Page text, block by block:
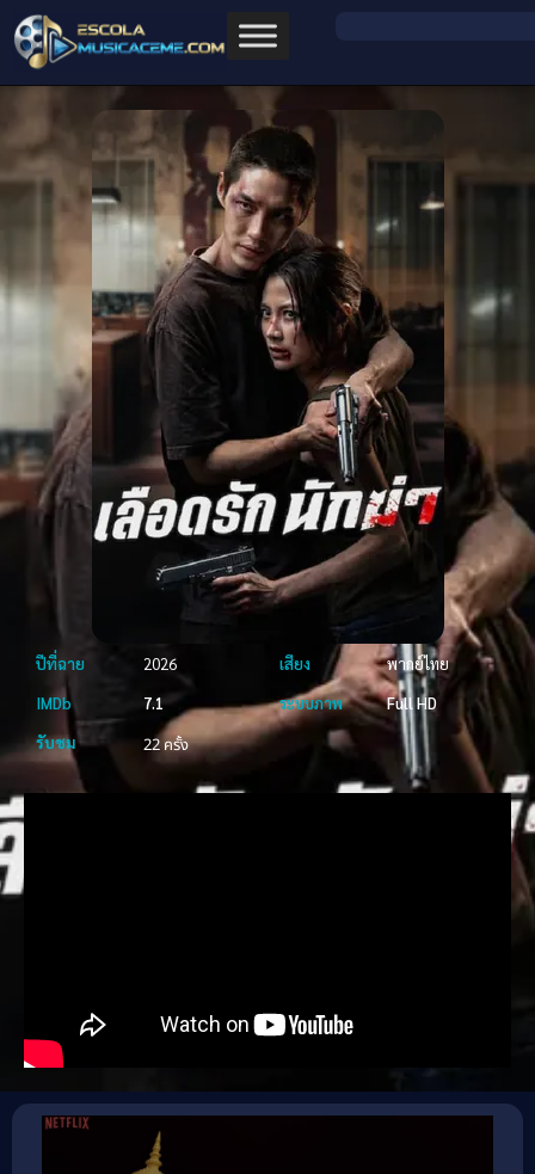
ปีที่ฉาย 2026 เสียง
พากย์ไทย
IMDb
7.1 ระบบภาพ
Full HD
รับชม
22 ครั้ง